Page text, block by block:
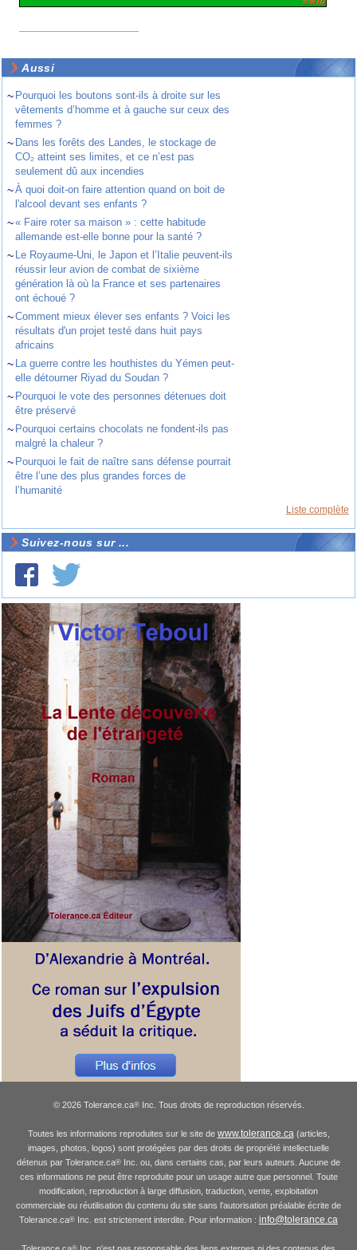
Aussi
~ Pourquoi les boutons sont-ils à droite sur les
vêtements d’homme et à gauche sur ceux des
femmes ?
~ Dans les forêts des Landes, le stockage de
CO₂ atteint ses limites, et ce n’est pas
seulement dû aux incendies
~À quoi doit-on faire attention quand on boit de
l'alcool devant ses enfants ?
~« Faire roter sa maison » : cette habitude
allemande est-elle bonne pour la santé ?
~ Le Royaume-Uni, le Japon et l’Italie peuvent-ils
réussir leur avion de combat de sixième
génération là où la France et ses partenaires
ont échoué ?
~Comment mieux élever ses enfants ? Voici les
résultats d'un projet testé dans huit pays
africains
~ La guerre contre les houthistes du Yémen peut-
elle détourner Riyad du Soudan ?
~ Pourquoi le vote des personnes détenues doit
être préservé
~ Pourquoi certains chocolats ne fondent-ils pas
malgré la chaleur ?
~ Pourquoi le fait de naître sans défense pourrait
être l’une des plus grandes forces de
l’humanité
Liste complète
Suivez-nous sur ...
© 2026 Tolerance.ca®Inc. Tous droits de reproduction réservés.
Toutes les informations reproduites sur le site de www.tolerance.ca(articles,
images, photos, logos) sont protégées par des droits de propriété intellectuelle
détenus par Tolerance.ca® Inc. ou, dans certains cas, par leurs auteurs. Aucune de
ces informations ne peut être reproduite pour un usage autre que personnel. Toute
modification, reproduction à large diffusion, traduction, vente, exploitation
commerciale ou réutilisation du contenu du site sans l'autorisation préalable écrite de
Tolerance.ca® Inc. est strictement interdite. Pour information : info@tolerance.ca